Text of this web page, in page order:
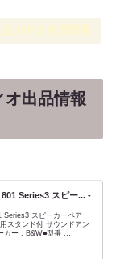
の中古相場情報
オ出品情報
801 Series3 スピー... -
Series3 スピーカーペア
スタンド付 サウンドアン
カー : B&W■型番 :